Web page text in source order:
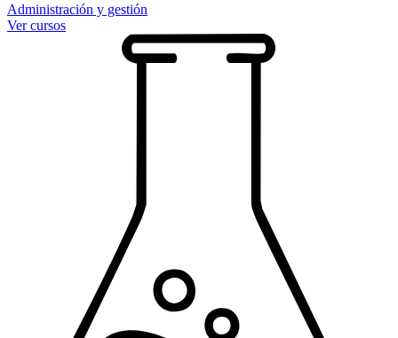
Administración y gestión
Ver cursos